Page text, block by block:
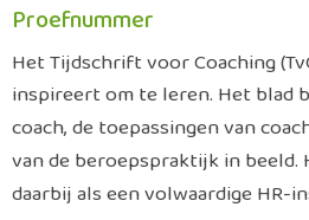
Proefnummer
Het Tijdschrift voor Coaching
inspireert om te leren. Het blad
coach, de toepassingen van
van de beroepspraktijk inbeeld.
daarbij als een volwaardige HR-